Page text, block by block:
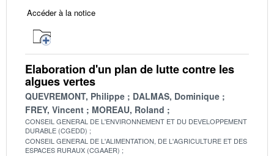
Accéder à la notice
Elaboration d'un plan de lutte contre les
algues vertes
QUEVREMONT, Philippe
DALMAS, Dominique
FREY, Vincent
MOREAU, Roland
CONSEIL GENERAL DE L'ENVIRONNEMENT ET DU DEVELOPPEMENT
DURABLE (CGEDD)
CONSEIL GENERAL DE L'ALIMENTATION, DE L'AGRICULTURE ET DES
ESPACES RURAUX (CGAAER)